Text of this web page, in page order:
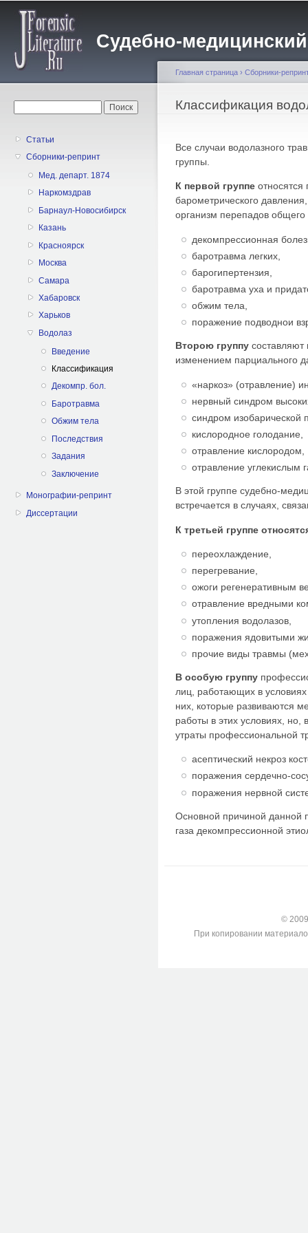
Судебно-
Статьи
Сборники-репринт
Мед. департ. 1874
Наркомздрав
Барнаул-Новосибирск
Казань
Красноярск
Москва
Самара
Хабаровск
Харьков
Водолаз
Введение
Классификация
Декомпр. бол.
Баротравма
Обжим тела
Последствия
Задания
Заключение
Монографии-репринт
Диссертации
Вы здесь
Главная страница › Сборники-
Классификация
Все случаи водолазного
группы.
К первой группе
барометрического
организм перепадов
декомпрессионная
баротравма легких,
барогипертензия,
баротравма уха и
обжим тела,
поражение подводнои
Второю группу составляют
изменением парциального
«наркоз» (отравление)
нервный синдром
синдром изобарической
кислородное голодание,
отравление кислородом,
отравление углекислым
В этой группе судебно-
встречается в случаях,
К третьей группе
переохлаждение,
перегревание,
ожоги регенеративным
отравление вредными
утопления водолазов,
поражения ядовитыми
прочие виды травмы
В особую группу
лиц, работающих в
них, которые развиваются
работы в этих условиях,
утраты профессиональной
асептический некроз
поражения сердечно-
поражения нервной
Основной причиной данной
газа декомпрессионной
©
При копировании